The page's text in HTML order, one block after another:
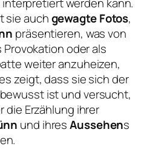
sie auchgewagte Fotos,
präsentieren, was von
Provokation oder als
weiter anzuheizen,
zeigt, dass sie sich der
ist und versucht,
die Erzählung ihrer
und ihresAussehens